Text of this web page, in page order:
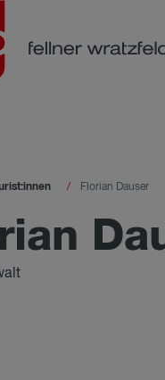
Florian Dauser